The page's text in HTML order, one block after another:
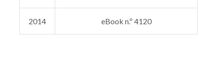
2014 eBook n.º 4120